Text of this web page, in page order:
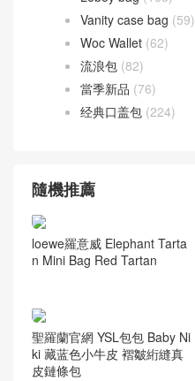
Vanity case bag (59)
Woc Wallet (62)
流浪包 (82)
當季新品 (76)
经典口盖包 (224)
隨機推薦
loewe羅意威 Elephant Tarta
n Mini Bag Red Tartan
聖羅蘭官網 YSL包包 Baby Ni
ki 藏蓝色小牛皮 褶皺絎縫真
皮鏈條包